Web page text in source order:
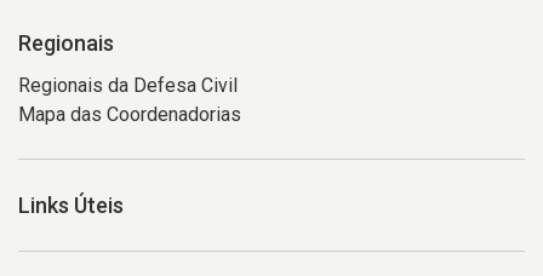
Regionais
Regionais da Defesa Civil
Mapa das Coordenadorias
Links Úteis